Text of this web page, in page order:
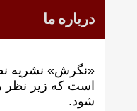
درباره ما
«نگرش» نشریه
است که زير نظر
شود.